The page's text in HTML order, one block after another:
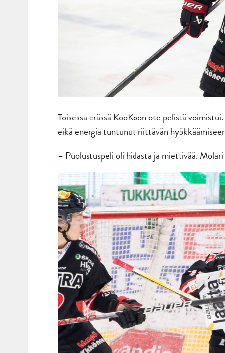
Toisessa erässä KooKoon ote pelistä
eikä energia tuntunut riittävän
– Puolustuspeli oli hidasta ja miettivää.